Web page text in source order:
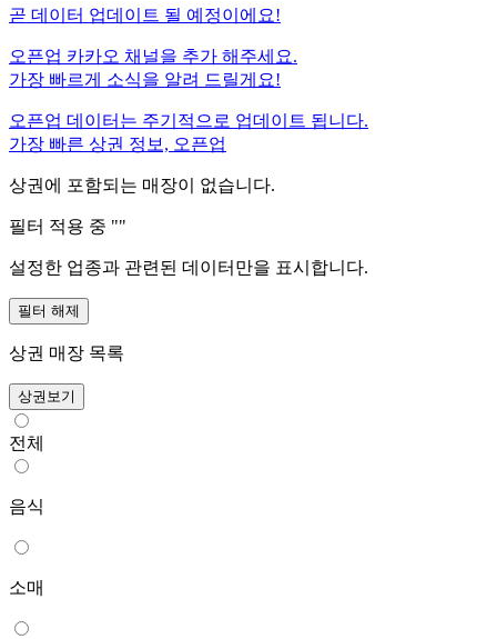
곧 데이터 업데이트 될 예정이에요!
오픈업 카카오 채널을 추가 해주세요.
가장 빠르게 소식을 알려 드릴게요!
오픈업 데이터는 주기적으로 업데이트 됩니다.
가장 빠른 상권 정보, 오픈업
상권에 포함되는 매장이 없습니다.
필터 적용 중 ""
설정한 업종과 관련된 데이터만을 표시합니다.
필터 해제
상권 매장 목록
상권보기
전체
음식
소매